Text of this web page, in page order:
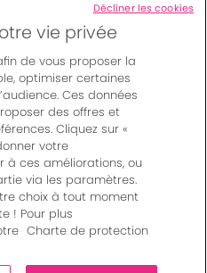
| Rue Jean Samazeuilh - CS
cedex - France
légales|
manifestations
Events And More
données personnelles
vie privée
de vous proposer la
optimiser certaines
Ces données
des offres et
Cliquez sur «
votre
à ces améliorations, ou
via les paramètres.
choix à tout moment
! Pour plus
Charte de protection
Décliner les cookies